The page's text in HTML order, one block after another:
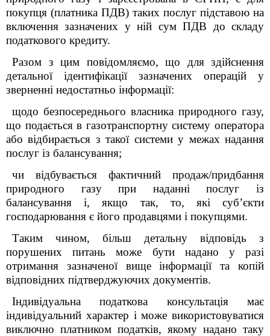
покупця (платника ПДВ) таких послуг підставою на
включення зазначених у ній сум ПДВ до складу
податкового кредиту.
Разом з цим повідомляємо, що для здійснення
детальної ідентифікації зазначених операцій у
зверненні недостатньо інформації:
щодо безпосереднього власника природного газу,
що подається в газотранспортну систему оператора
або відбирається з такої системи у межах надання
послуг із балансування;
чи відбувається фактичний продаж/придбання
природного газупри наданні послуг із
балансування і, якщо так, то, які суб’єкти
господарювання є його продавцями і покупцями.
Таким чином, більш детальну відповідь з
порушених питань може бути надано у разі
отримання зазначеної вище інформації та копій
відповідних підтверджуючих документів.
Індивідуальна податкова консультація має
індивідуальний характер і може використовуватися
виключно платником податків, якому надано таку